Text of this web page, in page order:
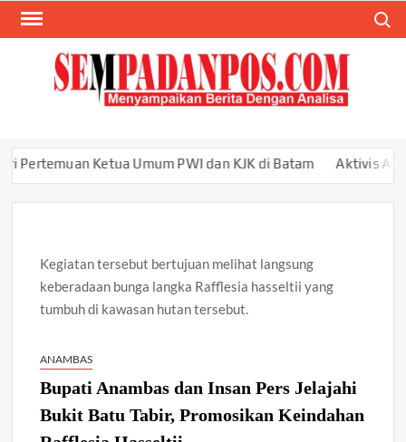
Skip
Ketua Umum PWI dan KJK di Batam Aktivis Aripin
Kegiatan tersebut bertujuan melihat langsung
keberadaan bunga langka Rafflesia hasseltii yang
tumbuh di kawasan hutan tersebut.
ANAMBAS
Bupati Anambas dan Insan Pers Jelajahi
Bukit Batu Tabir, Promosikan Keindahan